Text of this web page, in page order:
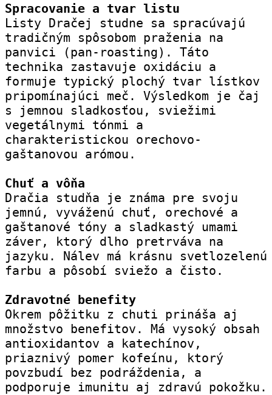
Spracovanie a tvar listu
Listy Dračej studne sa spracúvajú
tradičným spôsobom praženia na
panvici (pan-roasting). Táto
technika zastavuje oxidáciu a
formuje typický plochý tvar lístkov
pripomínajúci meč. Výsledkom je čaj
s jemnou sladkosťou, sviežimi
vegetálnymi tónmi a
charakteristickou orechovo-
gaštanovou arómou.
Chuť a vôňa
Dračia studňa je známa pre svoju
jemnú, vyváženú chuť, orechové a
gaštanové tóny a sladkastý umami
záver, ktorý dlho pretrváva na
jazyku. Nálev má krásnu svetlozelenú
farbu a pôsobí sviežo a čisto.
Zdravotné benefity
Okrem pôžitku z chuti prináša aj
množstvo benefitov. Má vysoký obsah
antioxidantov a katechínov,
priaznivý pomer kofeínu, ktorý
povzbudí bez podráždenia, a
podporuje imunitu aj zdravú pokožku.